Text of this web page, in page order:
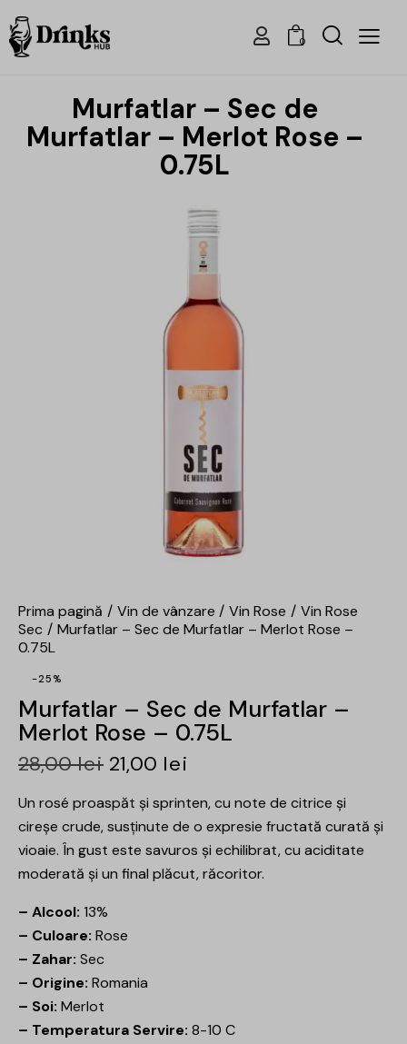
0
Murfatlar – Sec de
Murfatlar – Merlot Rose –
0.75L
Prima pagină Vin de vânzare Vin Rose
Vin Rose
Sec
Murfatlar – Sec de Murfatlar – Merlot Rose –
0.75L
-25%
Murfatlar – Sec de Murfatlar –
Merlot Rose – 0.75L
28,00lei 21,00 lei
Un rosé proaspăt și sprinten, cu note de citrice și
cireșe crude, susținute de o expresie fructată curată și
vioaie. În gust este savuros și echilibrat, cu aciditate
moderată și un final plăcut, răcoritor.
– Alcool: 13%
– Culoare: Rose
– Zahar: Sec
– Origine: Romania
– Soi: Merlot
– Temperatura Servire: 8-10 C